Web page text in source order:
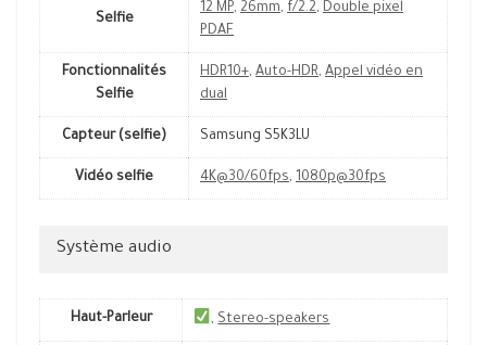
Selfie
12 MP, 26mm, f/2.2, Double pixel
PDAF
Fonctionnalités
Selfie
HDR10+, Auto-HDR, Appel vidéo en
dual
Capteur (selfie) Samsung S5K3LU
Vidéo selfie 4K@30/60fps, 1080p@30fps
Système audio
Haut-Parleur ,Stereo-speakers